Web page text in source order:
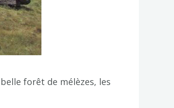
forêt de mélèzes, les